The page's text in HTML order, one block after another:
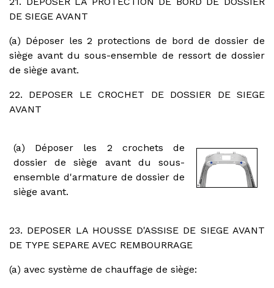
DE SIEGE AVANT
(a) Déposer les 2 protections de bord de dossier de
siège avant du sous-ensemble de ressort de dossier
de siège avant.
22. DEPOSER LE CROCHET DE DOSSIER DE SIEGE
AVANT
(a) Déposer les 2 crochets de
dossier de siège avant du sous-
ensemble d'armature de dossier de
siège avant.
23. DEPOSER LA HOUSSE D'ASSISE DE SIEGE AVANT
DE TYPE SEPARE AVEC REMBOURRAGE
(a) avec système de chauffage de siège: